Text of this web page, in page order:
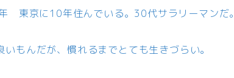
東京に10年住んでいる。30代サラリーマンだ。
もんだが、慣れるまでとても生きづらい。